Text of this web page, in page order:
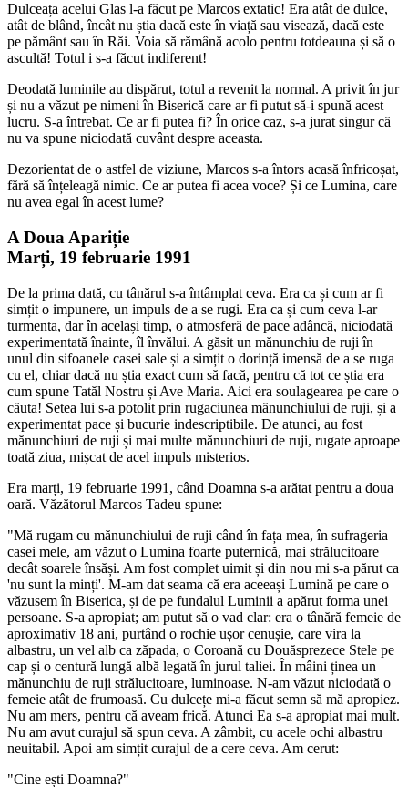
Dulceața acelui Glas l-a făcut pe Marcos extatic! Era atât de dulce,
atât de blând, încât nu știa dacă este în viață sau visează, dacă este
pe pământ sau în Răi. Voia să rămână acolo pentru totdeauna și să o
ascultă! Totul i s-a făcut indiferent!
Deodată luminile au dispărut, totul a revenit la normal. A privit în jur
și nu a văzut pe nimeni în Biserică care ar fi putut să-i spună acest
lucru. S-a întrebat. Ce ar fi putea fi? În orice caz, s-a jurat singur că
nu va spune niciodată cuvânt despre aceasta.
Dezorientat de o astfel de viziune, Marcos s-a întors acasă înfricoșat,
fără să înțeleagă nimic. Ce ar putea fi acea voce? Și ce Lumina, care
nu avea egal în acest lume?
A Doua Apariție
Marți, 19 februarie 1991
De la prima dată, cu tânărul s-a întâmplat ceva. Era ca și cum ar fi
simțit o impunere, un impuls de a se rugi. Era ca și cum ceva l-ar
turmenta, dar în același timp, o atmosferă de pace adâncă, niciodată
experimentată înainte, îl învălui. A găsit un mănunchiu de ruji în
unul din sifoanele casei sale și a simțit o dorință imensă de a se ruga
cu el, chiar dacă nu știa exact cum să facă, pentru că tot ce știa era
cum spune Tatăl Nostru și Ave Maria. Aici era soulagearea pe care o
căuta! Setea lui s-a potolit prin rugaciunea mănunchiului de ruji, și a
experimentat pace și bucurie indescriptibile. De atunci, au fost
mănunchiuri de ruji și mai multe mănunchiuri de ruji, rugate aproape
toată ziua, mișcat de acel impuls misterios.
Era marți, 19 februarie 1991, când Doamna s-a arătat pentru a doua
oară. Văzătorul Marcos Tadeu spune:
"Mă rugam cu mănunchiului de ruji când în fața mea, în sufrageria
casei mele, am văzut o Lumina foarte puternică, mai strălucitoare
decât soarele însăși. Am fost complet uimit și din nou mi s-a părut ca
'nu sunt la minți'. M-am dat seama că era aceeași Lumină pe care o
văzusem în Biserica, și de pe fundalul Luminii a apărut forma unei
persoane. S-a apropiat; am putut să o vad clar: era o tânără femeie de
aproximativ 18 ani, purtând o rochie ușor cenușie, care vira la
albastru, un vel alb ca zăpada, o Coroană cu Douăsprezece Stele pe
cap și o centură lungă albă legată în jurul taliei. În mâini ținea un
mănunchiu de ruji strălucitoare, luminoase. N-am văzut niciodată o
femeie atât de frumoasă. Cu dulcețe mi-a făcut semn să mă apropiez.
Nu am mers, pentru că aveam frică. Atunci Ea s-a apropiat mai mult.
Nu am avut curajul să spun ceva. A zâmbit, cu acele ochi albastru
neuitabil. Apoi am simțit curajul de a cere ceva. Am cerut:
"Cine ești Doamna?"